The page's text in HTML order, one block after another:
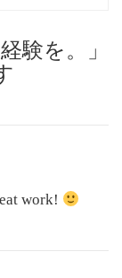
験を。」
work!